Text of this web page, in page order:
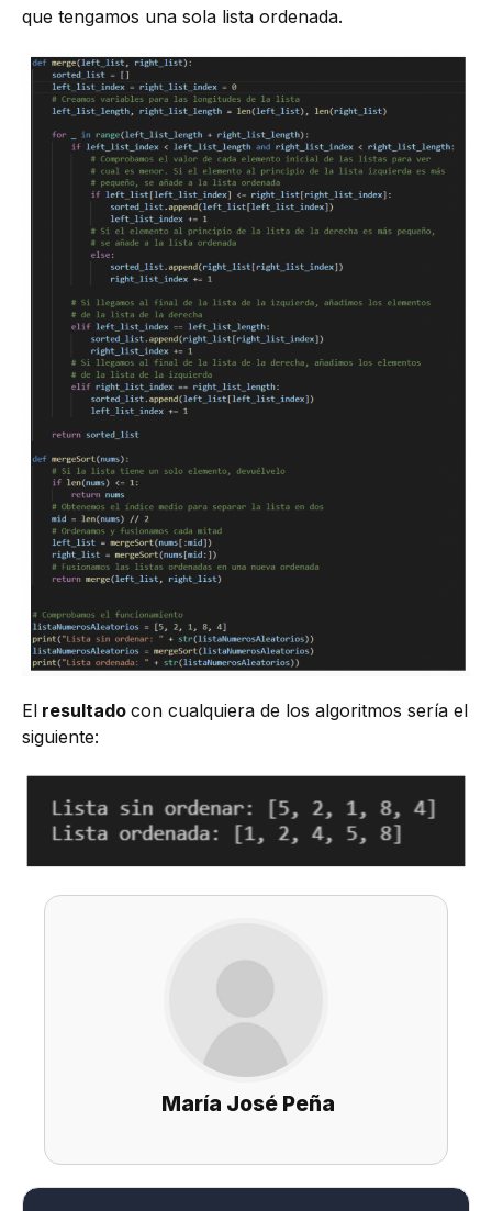
que tengamos una sola lista ordenada.
El resultado con cualquiera de los algoritmos sería el
siguiente:
María José Peña